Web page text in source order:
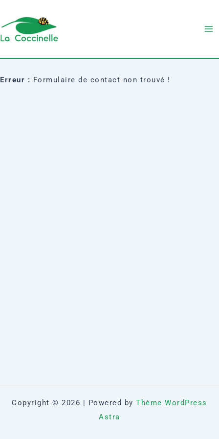
contenu
Erreur : Formulaire de contact non trouvé !
Copyright © 2026 | Powered byThème WordPress
Astra